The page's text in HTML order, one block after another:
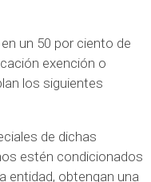
un 50 por ciento de
exención o
los siguientes
de dichas
estén condicionados
entidad, obtengan una